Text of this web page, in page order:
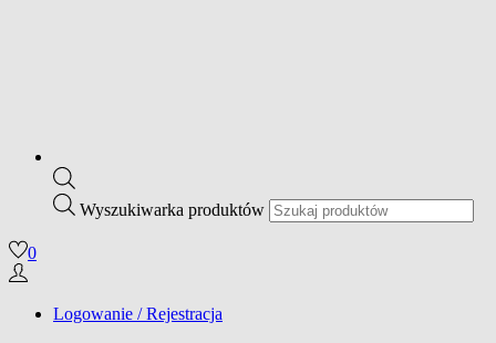
Wyszukiwarka produktów
0
Logowanie / Rejestracja